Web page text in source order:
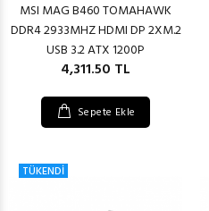
MSI MAG B460 TOMAHAWK
DDR4 2933MHZ HDMI DP 2XM.2
USB 3.2 ATX 1200P
4,311.50 TL
Sepete Ekle
TÜKENDİ